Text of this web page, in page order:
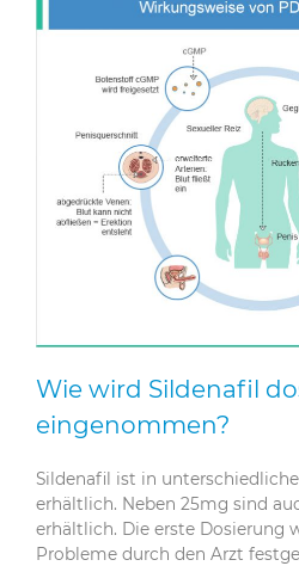
Wie wird Sildenafil
eingenommen?
Sildenafil ist in
erhältlich. Neben 25mg sind
erhältlich. Die erste Dosierung
Probleme durch den Arzt